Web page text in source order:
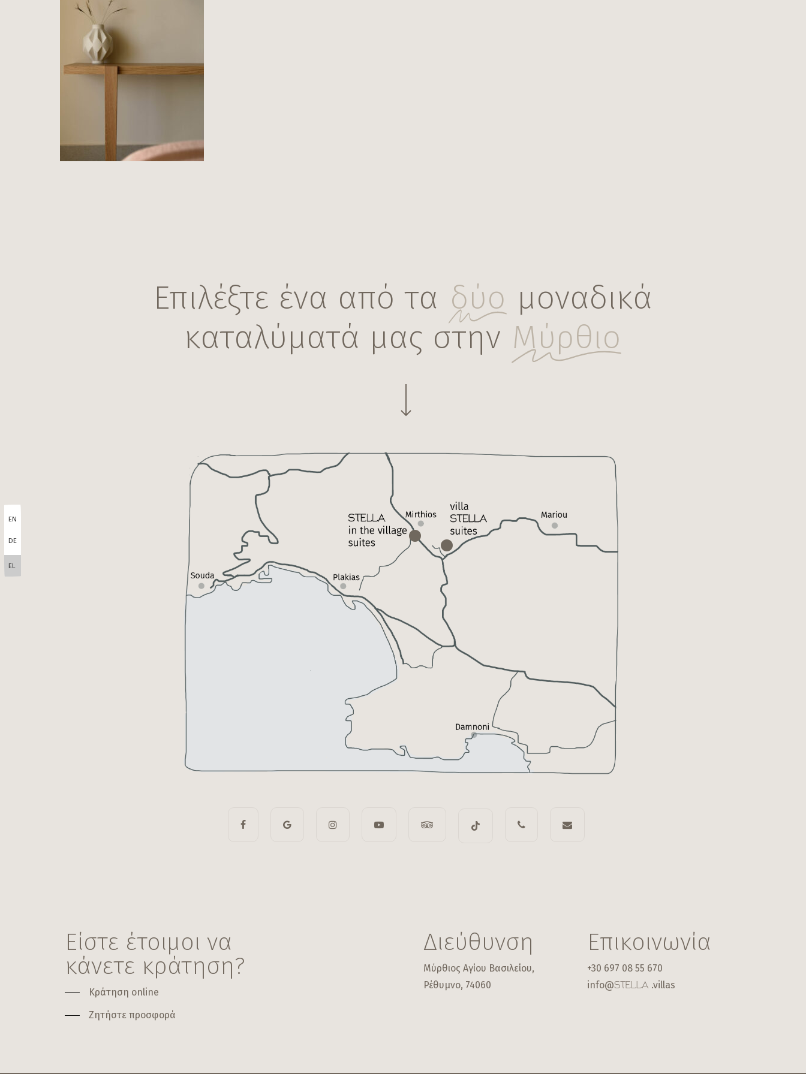
Επιλέξτε ένα από τα δύο μοναδικά
καταλύματά μας στην Μύρθιο
Είστε έτοιμοι να
κάνετε κράτηση?
Κράτηση online
Ζητήστε προσφορά
Διεύθυνση
Μύρθιος Αγίου Βασιλείου,
Ρέθυμνο, 74060
Επικοινωνία
+30 697 08 55 670
info@STELLA .villas
EN
DE
EL